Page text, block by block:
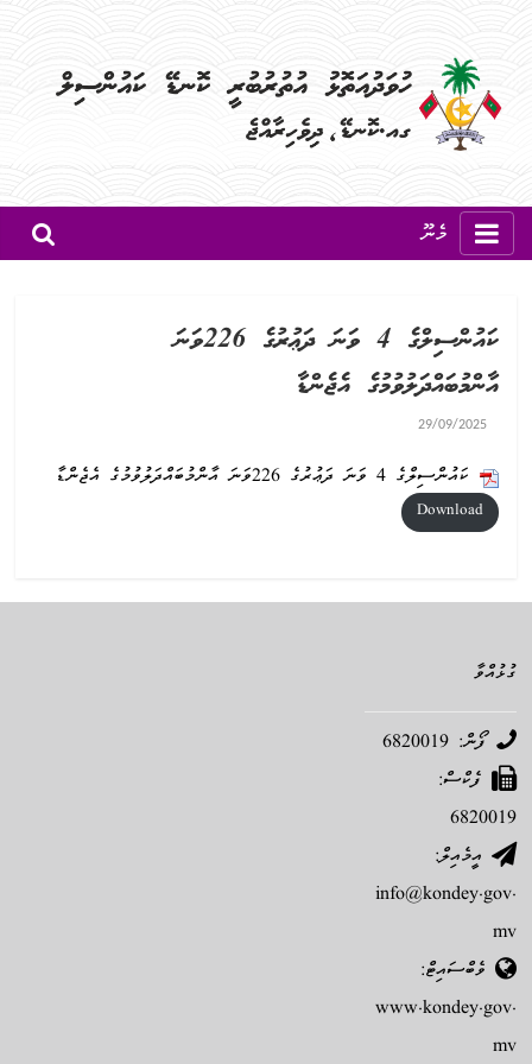
މެނޫ
ކައުންސިލްގެ 4 ވަނަ ދަޢުރުގެ 226ވަނަ
އާންމުބައްދަލުވުމުގެ އެޖެންޑާ
29/09/2025
ކައުންސިލްގެ 4 ވަނަ ދަޢުރުގެ 226ވަނަ އާންމުބައްދަލުވުމުގެ އެޖެންޑާ
Download
ގުޅުއްވާ
ފޯން: 6820019
ފެކްސް:
6820019
އީމެއިލް:
info@kondey.gov.
mv
ވެބްސައިޓް:
www.kondey.gov.
mv